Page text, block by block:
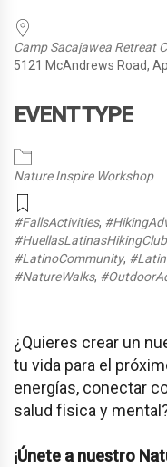
Camp Sacajawea Retreat
5121 McAndrews Road,
EVENT TYPE
Nature Inspire Workshop
#FallsActivities,
#HuellasLatinasHikingClub
#LatinoCommunity,
#NatureWalks,
¿Quieres crear un
tu vida para el
energías, conectar
salud fisica y
¡Únete a nuestro